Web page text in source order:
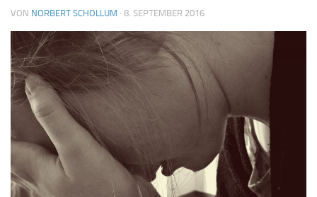
VON NORBERT SCHOLLUM · 8. SEPTEMBER 2016